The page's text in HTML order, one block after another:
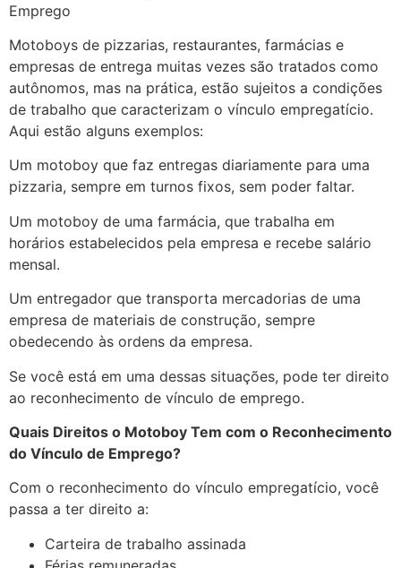
Emprego
Motoboys de pizzarias, restaurantes, farmácias e
empresas de entrega muitas vezes são tratados como
autônomos, mas na prática, estão sujeitos a condições
de trabalho que caracterizam o vínculo empregatício.
Aqui estão alguns exemplos:
Um motoboy que faz entregas diariamente para uma
pizzaria, sempre em turnos fixos, sem poder faltar.
Um motoboy de uma farmácia, que trabalha em
horários estabelecidos pela empresa e recebe salário
mensal.
Um entregador que transporta mercadorias de uma
empresa de materiais de construção, sempre
obedecendo às ordens da empresa.
Se você está em uma dessas situações, pode ter direito
ao reconhecimento de vínculo de emprego.
Quais Direitos o Motoboy Tem com o Reconhecimento
do Vínculo de Emprego?
Com o reconhecimento do vínculo empregatício, você
passa a ter direito a:
Carteira de trabalho assinada